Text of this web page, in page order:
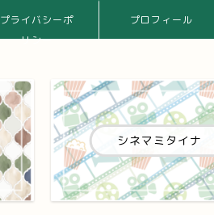
プライバシーポ
リシー
プロフィール
シネマミタイナ